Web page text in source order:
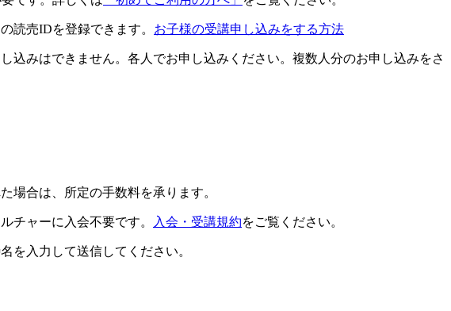
読売IDを登録できます。 お子様の受講申し込みをする方法
みはできません。各人でお申し込みください。複数人分のお申し込みをさ
場合は、所定の手数料を承ります。
チャーに入会不要です。 入会・受講規約をご覧ください。
を入力して送信してください。